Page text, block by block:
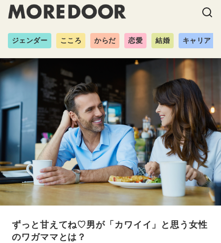
ジェンダー こころ からだ 恋愛 結婚 キャリア
ずっと甘えてね♡男が「カワイイ」と思う女性
のワガママとは？